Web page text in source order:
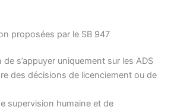
proposées par le SB 947
s’appuyer uniquement sur les ADS
des décisions de licenciement ou de
supervision humaine et de